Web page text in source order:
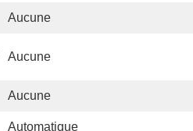
Aucune
Aucune
Aucune
Automatique